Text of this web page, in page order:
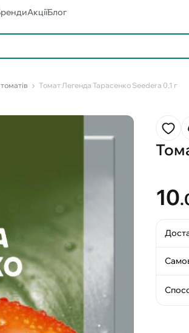
АкціїБлог
Томат Легенда Тарасенко Seedera 0,1 г
10